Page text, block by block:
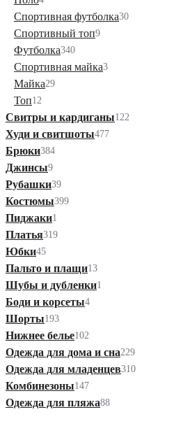
Спортивная футболка30
Спортивный топ9
Футболка340
Спортивная майка3
Майка29
Топ12
Свитры и кардиганы122
Худи и свитшоты477
Брюки384
Джинсы9
Рубашки39
Костюмы399
Пиджаки1
Платья319
Юбки45
Пальто и плащи13
Шубы и дубленки1
Боди и корсеты4
Шорты193
Нижнее белье102
Одежда для дома и сна229
Одежда для младенцев310
Комбинезоны147
Одежда для пляжа88